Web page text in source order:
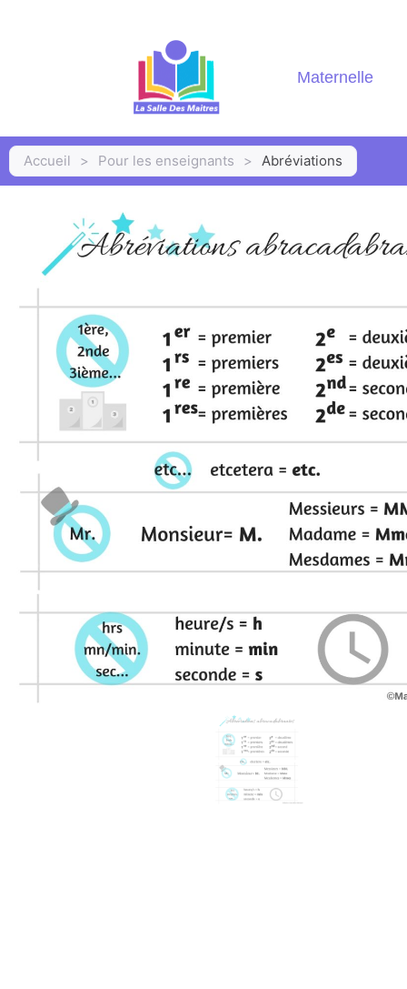
Maternelle
Accueil > Pour les enseignants > Abréviations